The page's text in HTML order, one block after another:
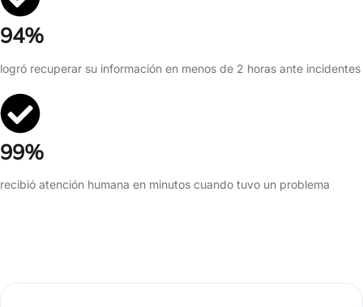
94%
logró recuperar su información en menos de 2 horas ante incidentes
99%
recibió atención humana en minutos cuando tuvo un problema